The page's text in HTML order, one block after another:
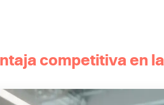
competitiva en